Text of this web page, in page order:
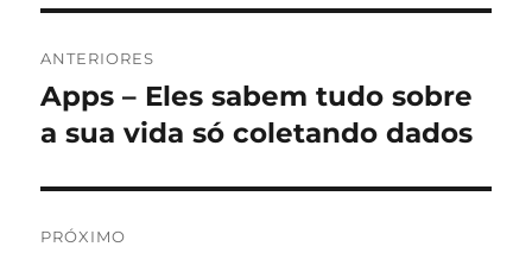
de
Post
ANTERIORES
Post
anterior:
Apps – Eles sabem tudo sobre
a sua vida só coletando dados
PRÓXIMO